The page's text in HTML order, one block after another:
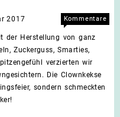
2017
Kommentare
1d
der Herstellung von ganz
Zuckerguss, Smarties,
verzierten wir
Die Clownkekse
sondern schmeckten